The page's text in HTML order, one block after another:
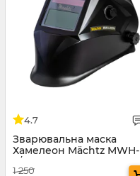
4.7
Зварювальна маска
Хамелеон Mächtz MWH-
2/254
1 250